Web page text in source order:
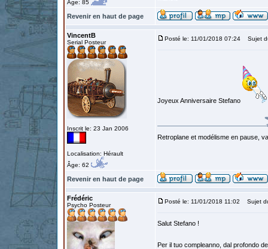
Âge: 85
Revenir en haut de page
VincentB
Serial Posteur
Inscrit le: 23 Jan 2006
Localisation: Hérault
Âge: 62
Posté le: 11/01/2018 07:24 Sujet
Joyeux Anniversaire Stefano
Retroplane et modélisme en pause,
Revenir en haut de page
Frédéric
Psycho Posteur
Posté le: 11/01/2018 11:02 Sujet
Salut Stefano !
Per il tuo compleanno, dal profondo